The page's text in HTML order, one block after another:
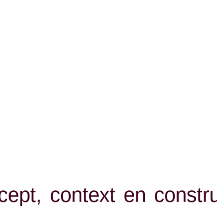
ept, context en constr